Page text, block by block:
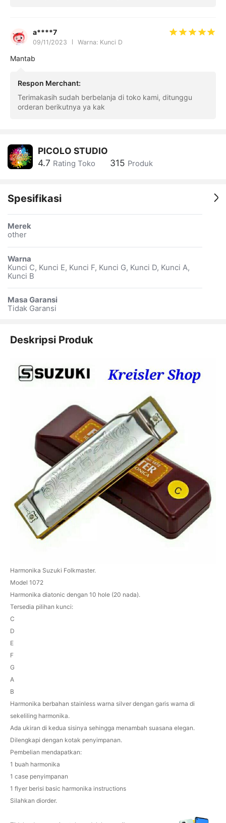
a****7
09/11/2023 Warna: Kunci D
Mantab
Respon Merchant:
Terimakasih sudah berbelanja di toko kami, ditunggu
orderan berikutnya ya kak
PICOLO STUDIO
4.7 Rating Toko 315 Produk
Spesifikasi
Merek
other
Warna
Kunci C, Kunci E, Kunci F, Kunci G, Kunci D, Kunci A,
Kunci B
Masa Garansi
Tidak Garansi
Deskripsi Produk
Harmonika Suzuki Folkmaster.
Model 1072
Harmonika diatonic dengan 10 hole (20 nada).
Tersedia pilihan kunci:
C
D
E
F
G
A
B
Harmonika berbahan stainless warna silver dengan garis warna di
sekeliling harmonika.
Ada ukiran di kedua sisinya sehingga menambah suasana elegan.
Dilengkapi dengan kotak penyimpanan.
Pembelian mendapatkan:
1 buah harmonika
1 case penyimpanan
1 flyer berisi basic harmonika instructions
Silahkan diorder.